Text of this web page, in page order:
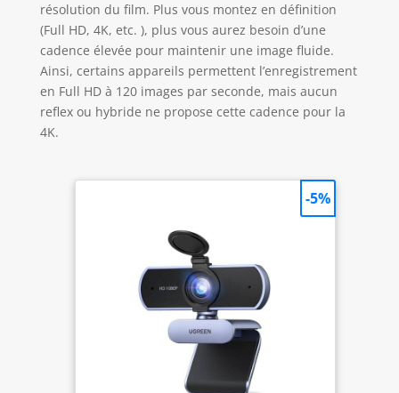
résolution du film. Plus vous montez en définition
(Full HD, 4K, etc. ), plus vous aurez besoin d’une
cadence élevée pour maintenir une image fluide.
Ainsi, certains appareils permettent l’enregistrement
en Full HD à 120 images par seconde, mais aucun
reflex ou hybride ne propose cette cadence pour la
4K.
-5%